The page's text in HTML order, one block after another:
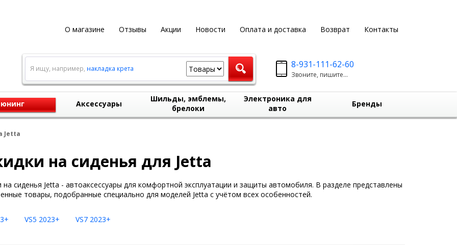
О магазине Отзывы Акции Новости Оплата и доставка Возврат Контакты
8-931-111-62-60
Звоните, пишите...
Я ищу, например, накладка крета
Аксессуары
Шильды, эмблемы,
брелоки
Электроника для
авто
Бренды
Jetta
на сиденья для Jetta
на сиденья Jetta - автоаксессуары для комфортной эксплуатации и защиты автомобиля. В разделе представлены
товары, подобранные специально для моделей Jetta с учётом всех особенностей.
VS5 2023+ VS7 2023+